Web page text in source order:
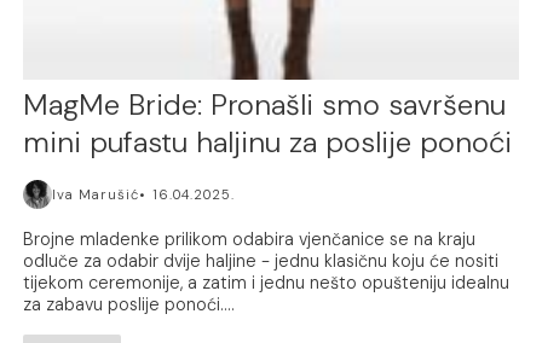
MagMe Bride: Pronašli smo savršenu
mini pufastu haljinu za poslije ponoći
Iva Marušić 16.04.2025.
Brojne mladenke prilikom odabira vjenčanice se na kraju
odluče za odabir dvije haljine - jednu klasičnu koju će nositi
tijekom ceremonije, a zatim i jednu nešto opušteniju idealnu
za zabavu poslije ponoći....